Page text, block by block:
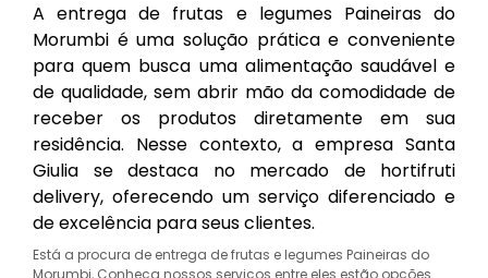
A entrega de frutas e legumes Paineiras do
Morumbi é uma solução prática e conveniente
para quem busca uma alimentação saudável e
de qualidade, sem abrir mão da comodidade de
receber os produtos diretamente em sua
residência. Nesse contexto, a empresa Santa
Giulia se destaca no mercado de hortifruti
delivery, oferecendo um serviço diferenciado e
de excelência para seus clientes.
Está a procura de entrega de frutas e legumes Paineiras do
Morumbi, Conheça nossos serviços entre eles estão opções